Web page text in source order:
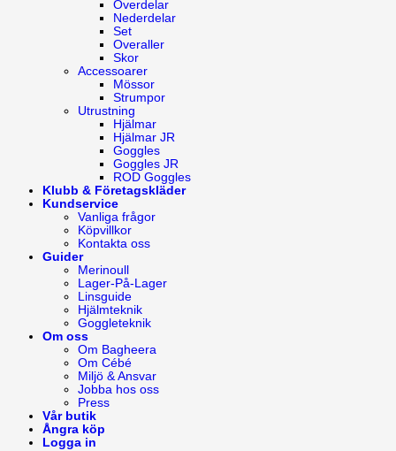
Överdelar
Nederdelar
Set
Overaller
Skor
Accessoarer
Mössor
Strumpor
Utrustning
Hjälmar
Hjälmar JR
Goggles
Goggles JR
ROD Goggles
Klubb & Företagskläder
Kundservice
Vanliga frågor
Köpvillkor
Kontakta oss
Guider
Merinoull
Lager-På-Lager
Linsguide
Hjälmteknik
Goggleteknik
Om oss
Om Bagheera
Om Cébé
Miljö & Ansvar
Jobba hos oss
Press
Vår butik
Ångra köp
Logga in